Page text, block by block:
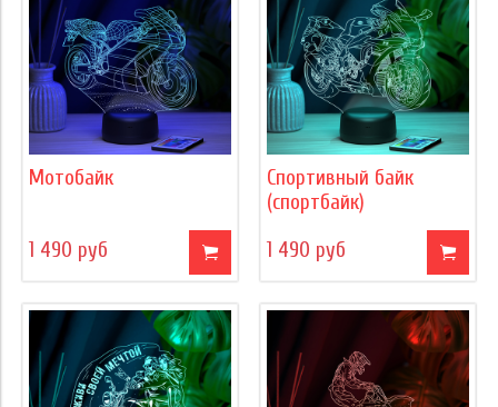
Мотобайк
1 490 руб
Спортивный байк
(спортбайк)
1 490 руб